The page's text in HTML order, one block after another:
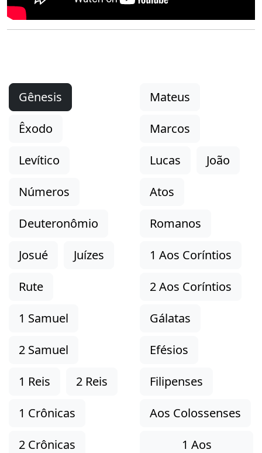
Gênesis
Êxodo
Levítico
Números
Deuteronômio
Josué
Juízes
Rute
1 Samuel
2 Samuel
1 Reis
2 Reis
1 Crônicas
2 Crônicas
Mateus
Marcos
Lucas
João
Atos
Romanos
1 Aos Coríntios
2 Aos Coríntios
Gálatas
Efésios
Filipenses
Aos Colossenses
1 Aos